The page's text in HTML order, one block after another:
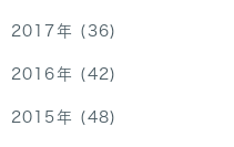
2017年 (36)
2016年 (42)
2015年 (48)